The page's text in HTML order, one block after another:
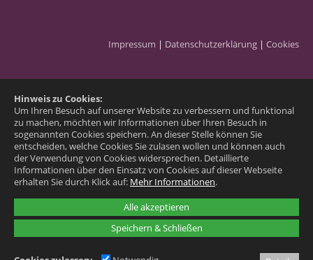
Alle akzeptieren
Speichern & Schließen
Hinweis zu Cookies:
Um Ihren Besuch auf unserer Website zu verbessern und funktional
zu machen, möchten wir Informationen über Ihren Besuch in
sogenannten Cookies speichern. An dieser Stelle können Sie
entscheiden, welche Cookies Sie zulasen wollen und können auch
der Verwendung von Cookies widersprechen. Detaillierte
Informationen über den Einsatz von Cookies auf dieser Webseite
erhalten Sie durch Klick auf: Mehr Informationen.
Impressum | Datenschutzerklärung | Cookies